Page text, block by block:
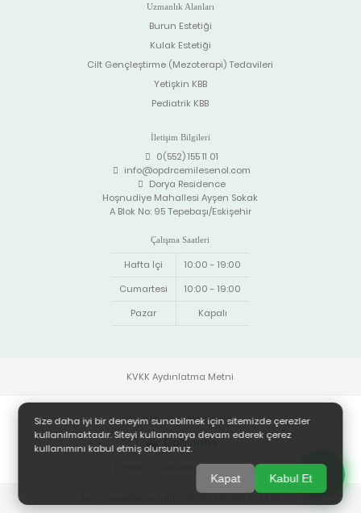
Uzmanlık Alanları
Burun Estetiği
Kulak Estetiği
Cilt Gençleştirme (Mezoterapi) Tedavileri
Yetişkin KBB
Pediatrik KBB
İletişim Bilgileri
0(552) 155 11 01
info@opdrcemilesenol.com
Dorya Residence
Hoşnudiye Mahallesi Ayşen Sokak
A Blok No: 95 Tepebaşı/Eskişehir
Çalışma Saatleri
Hafta İçi
10:00 - 19:00
Cumartesi
10:00 - 19:00
Pazar
Kapalı
KVKK Aydınlatma Metni
Web Tasarım Ve Yazılım
| 2025 © Tüm Hakları Saklıdır.
Size daha iyi bir deneyim sunabilmek için sitemizde çerezler
kullanılmaktadır. Siteyi kullanmaya devam ederek çerez
kullanımını kabul etmiş olursunuz.
Kapat Kabul Et